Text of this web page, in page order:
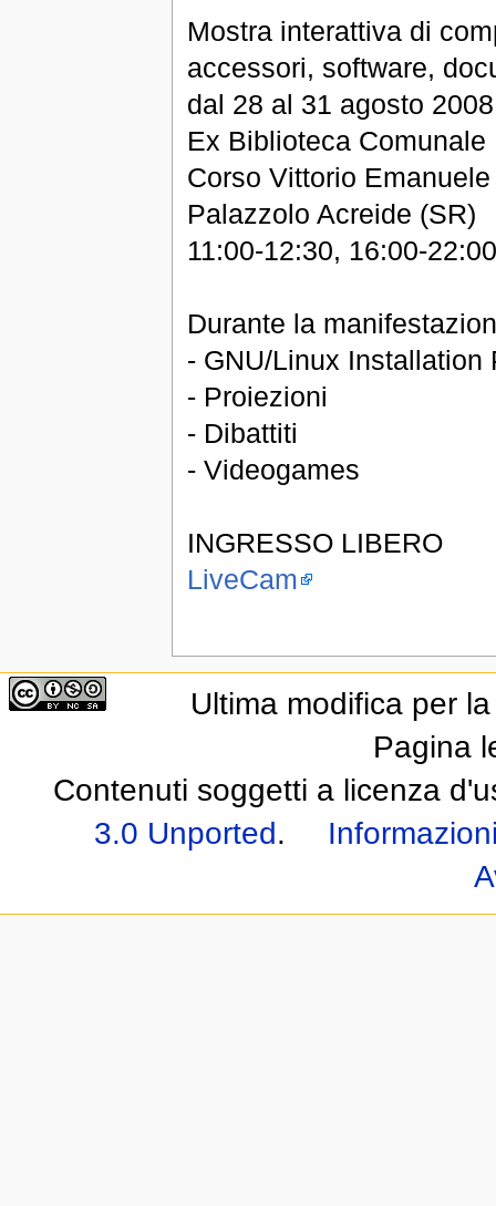
Mostra interattiva di
accessori, software,
dal 28 al 31 agosto 2008
Ex Biblioteca Comunale
Corso Vittorio
Palazzolo Acreide (SR)
11:00-12:30, 16:00-22:00
Durante la
- GNU/Linux Installation
- Proiezioni
- Dibattiti
- Videogames
INGRESSO LIBERO
LiveCam
Ultima modifica per
Pagina
Contenuti soggetti a licenza
3.0 Unported.